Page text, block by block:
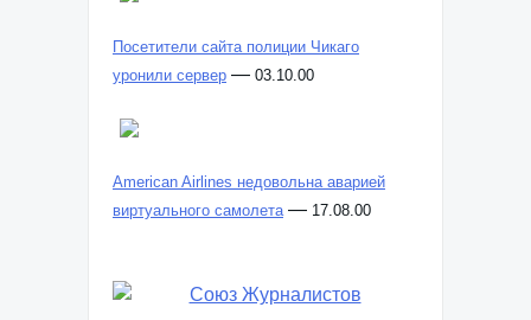
Посетители сайта полиции Чикаго
уронили сервер — 03.10.00
American Airlines недовольна аварией
виртуального самолета — 17.08.00